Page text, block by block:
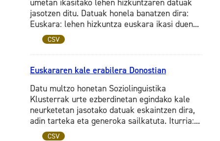
umetan ikasitako lehen hizkuntzaren datuak
jasotzen ditu. Datuak honela banatzen dira:
Euskara: lehen hizkuntza euskara ikasi duen...
CSV
Euskararen kale erabilera Donostian
Datu multzo honetan Soziolinguistika
Klusterrak urte ezberdinetan egindako kale
neurketetan jasotako datuak eskaintzen dira,
adin tarteka eta generoka sailkatuta. Iturria:...
CSV